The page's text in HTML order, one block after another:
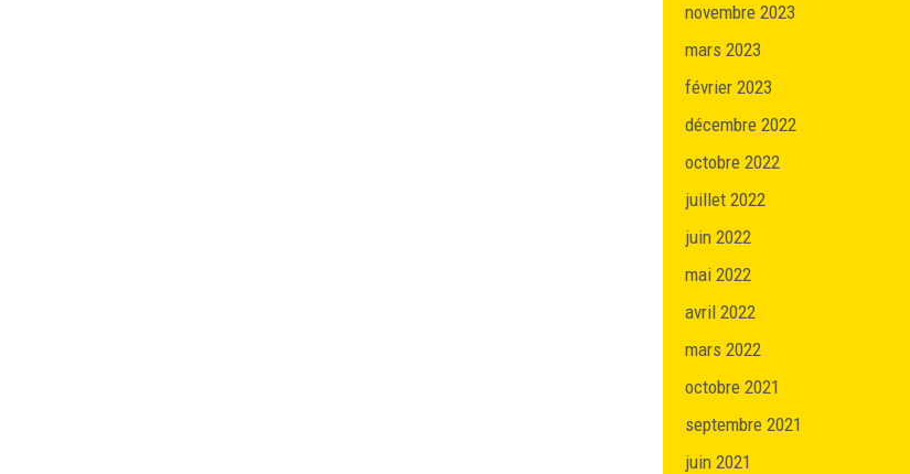
novembre 2023
mars 2023
février 2023
décembre 2022
octobre 2022
juillet 2022
juin 2022
mai 2022
avril 2022
mars 2022
octobre 2021
septembre 2021
juin 2021